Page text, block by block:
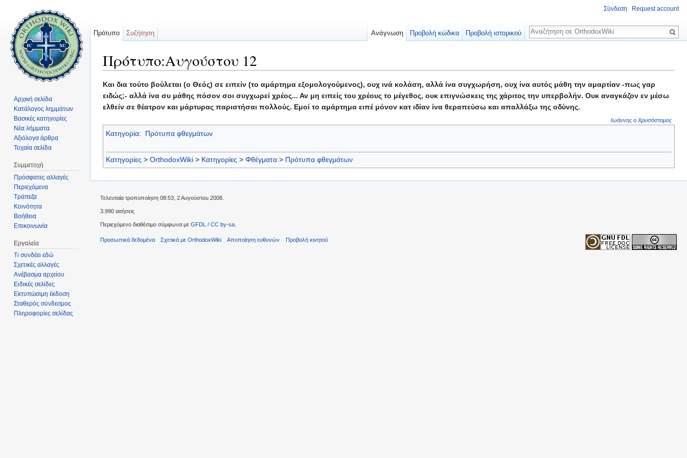
Πρότυπο:Αυγούστου 12
Και δια τούτο βούλεται (ο Θεός) σε ειπείν (το αμάρτημα εξομολογούμενος), ουχ ινά κολάση, αλλά ίνα συγχωρήση, ουχ ίνα αυτός μάθη την αμαρτίαν -πως γαρ
ειδώς;- αλλά ίνα συ μάθης πόσον σοι συγχωρεί χρέος... Αν μη ειπείς του χρέους το μέγεθος, ουκ επιγνώσκεις της χάριτος την υπερβολήν. Ουκ αναγκάζον εν μέσω
ελθείν σε θέατρον και μάρτυρας παριστήσαι πολλούς. Εμοί το αμάρτημα ειπέ μόνον κατ ιδίαν ίνα θεραπεύσω και απαλλάξω της οδύνης.
Ιωάννης ο Χρυσόστομος
Κατηγορία: Πρότυπα φθεγμάτων
Κατηγορίες > OrthodoxWiki > Κατηγορίες > Φθέγματα > Πρότυπα φθεγμάτων
Σύνδεση Request account
Πρότυπο Συζήτηση Ανάγνωση Προβολή κώδικα Προβολή ιστορικού
Αναζήτηση
Αρχική σελίδα
Κατάλογος λημμάτων
Βασικές κατηγορίες
Νέα λήμματα
Αξιόλογα άρθρα
Τυχαία σελίδα
Συμμετοχή
Πρόσφατες αλλαγές
Περιεχόμενα
Τράπεζα
Κοινότητα
Βοήθεια
Επικοινωνία
Εργαλεία
Τι συνδέει εδώ
Σχετικές αλλαγές
Ανέβασμα αρχείου
Ειδικές σελίδες
Εκτυπώσιμη έκδοση
Σταθερός σύνδεσμος
Πληροφορίες σελίδας
Τελευταία τροποποίηση 08:53, 2 Αυγούστου 2008.
3.990 αιτήσεις
Περιεχόμενο διαθέσιμο σύμφωνα με GFDL / CC by-sa
Προσωπικά δεδομένα Σχετικά με OrthodoxWiki Αποποίηση ευθυνών Προβολή κινητού